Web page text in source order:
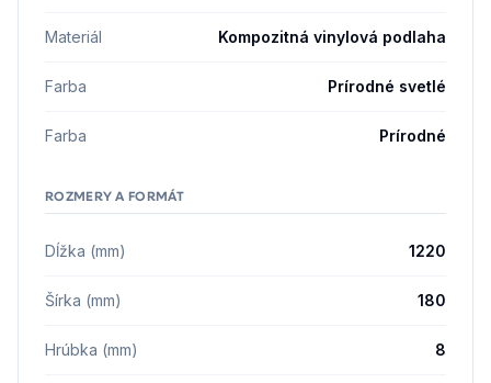
Materiál Kompozitná vinylová podlaha
Farba Prírodné svetlé
Farba Prírodné
ROZMERY A FORMÁT
Dĺžka (mm) 1220
Šírka (mm) 180
Hrúbka (mm) 8